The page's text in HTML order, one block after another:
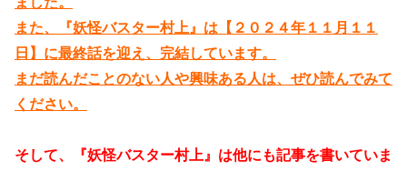
また、『妖怪バスター村上』は【２０２４年１１月１１
日】に最終話を迎え、完結しています。
まだ読んだことのない人や興味ある人は、ぜひ読んでみて
ください。
そして、『妖怪バスター村上』は他にも記事を書いていま